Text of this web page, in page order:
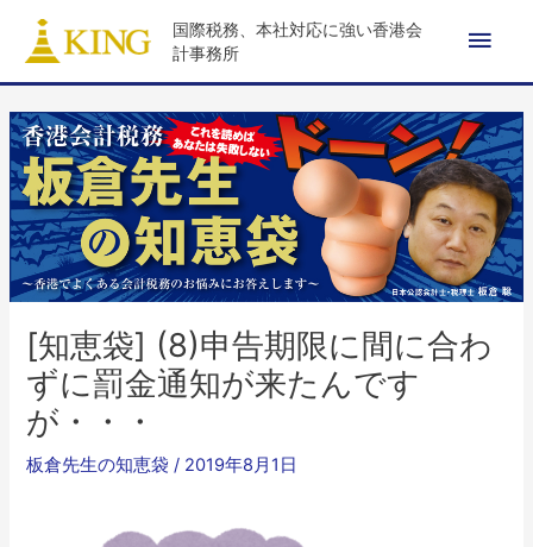
を
ス
キ
ッ
プ
国際税務、本社対応に強い香港会
計事務所
メ
イ
ン
メ
ニ
ュ
ー
[知恵袋] (8)申告期限に間に合わ
ずに罰金通知が来たんです
が・・・
板倉先生の知恵袋 / 2019年8月1日